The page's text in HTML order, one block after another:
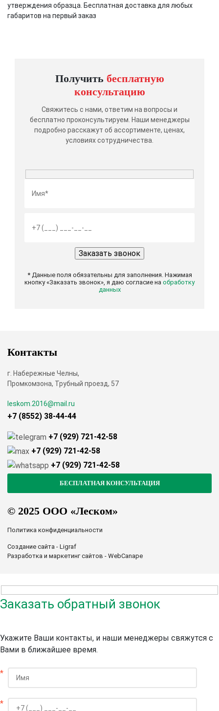
утверждения образца. Бесплатная доставка для любых
габаритов на первый заказ
Получить бесплатную
консультацию
Свяжитесь с нами, ответим на вопросы и
бесплатно проконсультируем. Наши менеджеры
подробно расскажут об ассортименте, ценах,
условиях сотрудничества.
* Данные поля обязательны для заполнения. Нажимая
кнопку «Заказать звонок», я даю согласие на обработку
данных
© 2025 ООО «Леском»
Политика конфиденциальности
Создание сайта - Ligraf
Разработка и маркетинг сайтов - WebCanape
Контакты
г. Набережные Челны,
Промкомзона, Трубный проезд, 57
leskom.2016@mail.ru
+7 (8552) 38-44-44
+7 (929) 721-42-58
+7 (929) 721-42-58
+7 (929) 721-42-58
Заказать обратный звонок
Укажите Ваши контакты, и наши менеджеры свяжутся с
Вами в ближайшее время.
*
*